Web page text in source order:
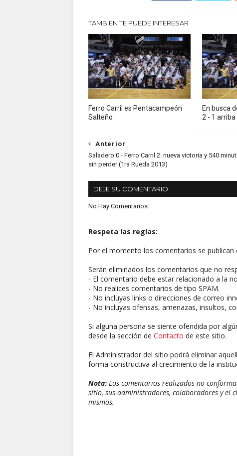
TAMBIÉN TE PUEDE INTERESAR
Ferro Carril es Pentacampeón
Salteño
En busca
2 - 1 arriba
Anterior
Saladero 0 - Ferro Carril 2: nueva victoria y 540
sin perder (1ra Rueda 2013)
DEJE SU COMENTARIO
No Hay Comentarios:
Respeta las reglas:
Por el momento los comentarios se publican
Serán eliminados los comentarios que no
- El comentario debe estar relacionado a la
- No realices comentarios de tipo SPAM.
- No incluyas links o direcciones de correo
- No incluyas ofensas, amenazas, insultos,
Si alguna persona se siente ofendida por
desde la sección de Contacto de este sitio.
El Administrador del sitio podrá eliminar
forma constructiva al crecimiento de la
Nota: Los comentarios realizados no
sitio, sus administradores, colaboradores y el
mismos.